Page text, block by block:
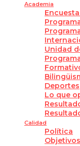
Academia
Unidad
Deportes
Lo que
Calidad
Política
Objetivos